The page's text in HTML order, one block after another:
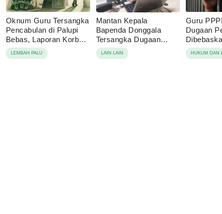
Oknum Guru Tersangka
Pencabulan di Palupi
Bebas, Laporan Korban
Berujung Damai
LEMBAH PALU
Mantan Kepala
Bapenda Donggala
Tersangka Dugaan
Korupsi Pajak Tambang
LAIN LAIN
Guru
Dugaan
Sebut
Keluarga
HUKUM DAN